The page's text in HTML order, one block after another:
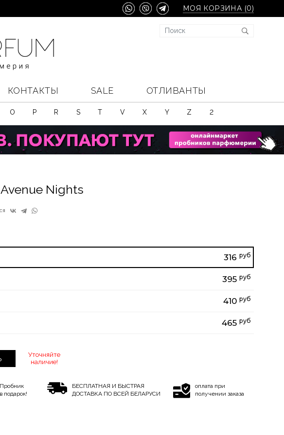
МОЯ КОРЗИНА (0)
КОНТАКТЫ SALE ОТЛИВАНТЫ
O P R S T V X Y Z 2
Nights
316 руб
395 руб
410 руб
465 руб
Уточняйте
наличие!
Пробник
в подарок!
БЕСПЛАТНАЯ И БЫСТРАЯ
ДОСТАВКА ПО ВСЕЙ БЕЛАРУСИ
оплата при
получении заказа